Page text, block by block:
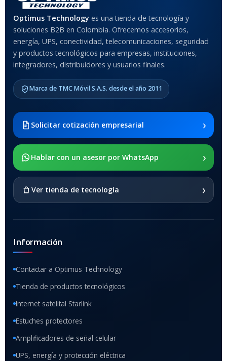
Anti-Shock
MODELO DE TABLETS
COMPATIBLES
2021 SM-x200 / Samsung
Galaxy Tab A8 10.5 2021 SM-
x205
SOPORTE DE APOYO
Optimus Technology es una tienda de tecnología y
soluciones B2B en Colombia. Ofrecemos accesorios,
energía, UPS, conectividad, telecomunicaciones, seguridad
y productos tecnológicos para empresas, instituciones,
integradores, distribuidores y usuarios finales.
Marca de TMC Móvil S.A.S. desde el año 2011
Solicitar cotización empresarial ›
Hablar con un asesor por WhatsApp ›
Ver tienda de tecnología ›
Información
Contactar a Optimus Technology
Tienda de productos tecnológicos
Internet satelital Starlink
Estuches protectores
Amplificadores de señal celular
UPS, energía y protección eléctrica